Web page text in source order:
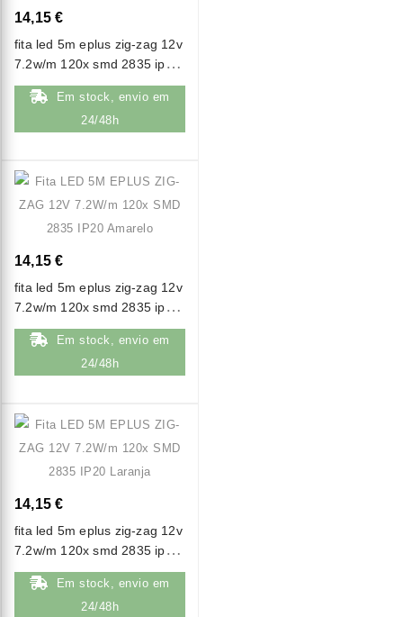
14,15 €
fita led 5m eplus zig-zag 12v
7.2w/m 120x smd 2835 ip20
verde
Em stock, envio em
24/48h
14,15 €
fita led 5m eplus zig-zag 12v
7.2w/m 120x smd 2835 ip20
amarelo
Em stock, envio em
24/48h
14,15 €
fita led 5m eplus zig-zag 12v
7.2w/m 120x smd 2835 ip20
laranja
Em stock, envio em
24/48h